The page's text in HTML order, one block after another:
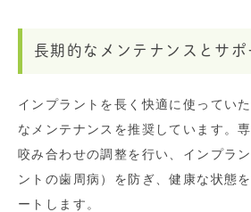
長期的なメンテナンスとサポ
インプラントを長く快適に使ってい
なメンテナンスを推奨しています。
咬み合わせの調整を行い、インプラ
ントの歯周病）を防ぎ、健康な状態
ートします。